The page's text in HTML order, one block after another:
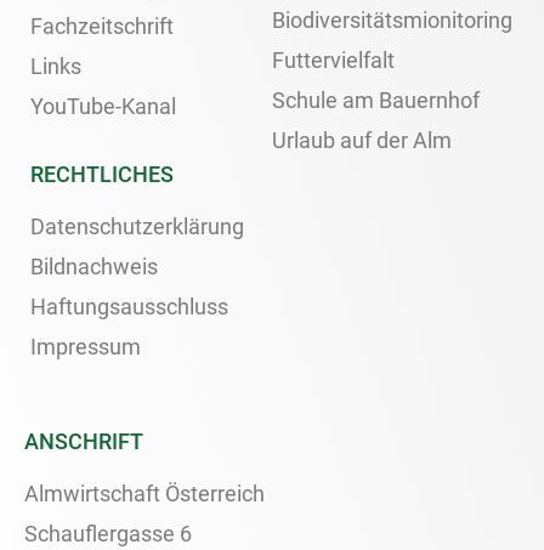
Fachzeitschrift
Links
YouTube-Kanal
Biodiversitätsmionitoring
Futtervielfalt
Schule am Bauernhof
Urlaub auf der Alm
RECHTLICHES
Datenschutzerklärung
Bildnachweis
Haftungsausschluss
Impressum
ANSCHRIFT
Almwirtschaft Österreich
Schauflergasse 6